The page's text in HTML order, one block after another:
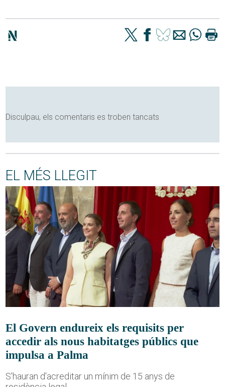
Disculpau, els comentaris es troben tancats
EL MÉS LLEGIT
El Govern endureix els requisits per
accedir als nous habitatges públics que
impulsa a Palma
S'hauran d'acreditar un mínim de 15 anys de